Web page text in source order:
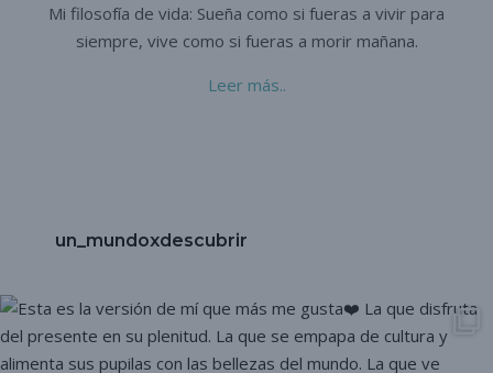
Mi filosofía de vida: Sueña como si fueras a vivir para
siempre, vive como si fueras a morir mañana.
Leer más..
un_mundoxdescubrir